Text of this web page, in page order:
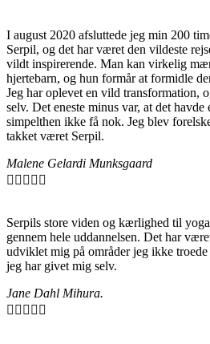
I august 2020 afsluttede jeg min 200
Serpil, og det har været den vildeste
vildt inspirerende. Man kan virkelig
hjertebarn, og hun formår at formidle
Jeg har oplevet en vild transformation,
selv. Det eneste minus var, at det havde
simpelthen ikke få nok. Jeg blev
takket været Serpil.
Malene Gelardi Munksgaard
    
Serpils store viden og kærlighed til
gennem hele uddannelsen. Det har
udviklet mig på områder jeg ikke
jeg har givet mig selv.
Jane Dahl Mihura.
    